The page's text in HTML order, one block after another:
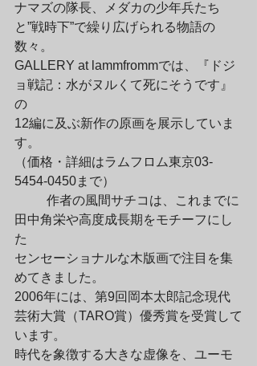
ナマズの隊長、メダカの少年兵たち
と”戦時下”で繰り広げられる物語の
数々。
GALLERY at lammfrommでは、『ドジ
ョ戦記：水がヌルくて死にそうです』
の
12編に及ぶ新作の原画を展示していま
す。
（価格・詳細はラムフロム東京03-
5454-0450まで）
田中角栄や高度成長期をモチーフにし
た
センセーショナルな木版画で注目を集
めてきました。
2006年には、第9回岡本太郎記念現代
芸術大賞（TARO賞）優秀賞を受賞して
います。
時代を象徴する大きな虚像を、ユーモ